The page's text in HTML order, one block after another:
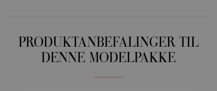
PRODUKTANBEFALINGER TIL
DENNE MODELPAKKE